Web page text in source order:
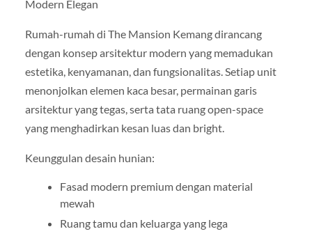
Modern Elegan
Rumah-rumah di The Mansion Kemang dirancang
dengan konsep arsitektur modern yang memadukan
estetika, kenyamanan, dan fungsionalitas. Setiap unit
menonjolkan elemen kaca besar, permainan garis
arsitektur yang tegas, serta tata ruang open-space
yang menghadirkan kesan luas dan bright.
Keunggulan desain hunian:
Fasad modern premium dengan material
mewah
Ruang tamu dan keluarga yang lega